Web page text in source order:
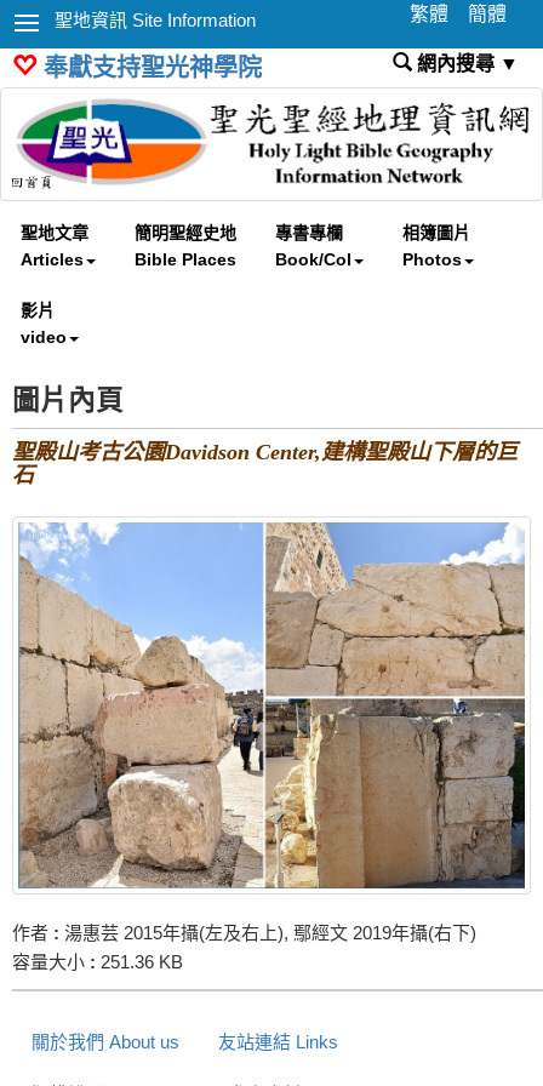
聖地資訊 Site Information 繁體 簡體
奉獻支持聖光神學院 網內搜尋 ▼
聖地文章
Articles
簡明聖經史地
Bible Places
專書專欄
Book/Col
相簿圖片
Photos
影片
video
圖片內頁
聖殿山考古公園Davidson Center,建構聖殿山下層的巨
石
作者 : 湯惠芸 2015年攝(左及右上), 鄢經文 2019年攝(右下)
容量大小 : 251.36 KB
關於我們 About us 友站連結 Links